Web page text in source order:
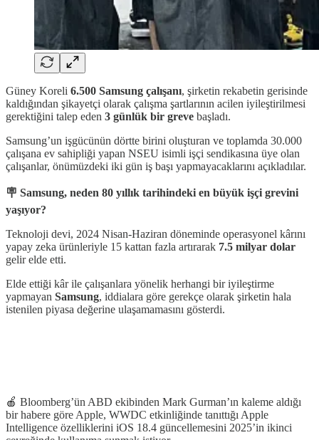
Güney Koreli 6.500 Samsung çalışanı, şirketin rekabetin gerisinde
kaldığından şikayetçi olarak çalışma şartlarının acilen iyileştirilmesi
gerektiğini talep eden 3 günlük bir greve başladı.
Samsung’un işgücünün dörtte birini oluşturan ve toplamda 30.000
çalışana ev sahipliği yapan NSEU isimli işçi sendikasına üye olan
çalışanlar, önümüzdeki iki gün iş başı yapmayacaklarını açıkladılar.
🪧 Samsung, neden 80 yıllık tarihindeki en büyük işçi grevini
yaşıyor?
Teknoloji devi, 2024 Nisan-Haziran döneminde operasyonel kârını
yapay zeka ürünleriyle 15 kattan fazla artırarak 7.5 milyar dolar
gelir elde etti.
Elde ettiği kâr ile çalışanlara yönelik herhangi bir iyileştirme
yapmayan Samsung, iddialara göre gerekçe olarak şirketin hala
istenilen piyasa değerine ulaşamamasını gösterdi.
🍎 Bloomberg’ün ABD ekibinden Mark Gurman’ın kaleme aldığı
bir habere göre Apple, WWDC etkinliğinde tanıttığı Apple
Intelligence özelliklerini iOS 18.4 güncellemesini 2025’in ikinci